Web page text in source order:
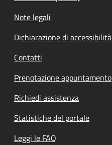
Note legali
Dichiarazione di accessibilità
Contatti
Prenotazione appuntamento
Richiedi assistenza
Statistiche del portale
Leggi le FAQ